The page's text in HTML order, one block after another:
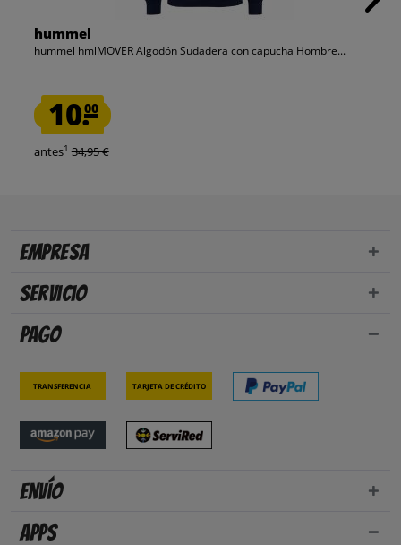
hummel
hummel hmlMOVER Algodón Sudadera con capucha Hombre...
10.00
antes1 34,95 €
Empresa
Servicio
Pago
Transferencia Tarjeta de crédito
Envío
Apps